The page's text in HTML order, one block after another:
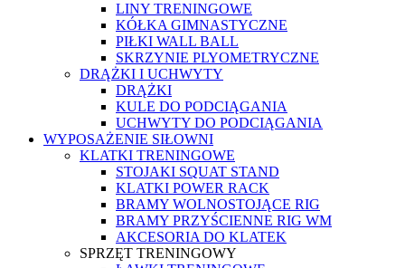
LINY TRENINGOWE
KÓŁKA GIMNASTYCZNE
PIŁKI WALL BALL
SKRZYNIE PLYOMETRYCZNE
DRĄŻKI I UCHWYTY
DRĄŻKI
KULE DO PODCIĄGANIA
UCHWYTY DO PODCIĄGANIA
WYPOSAŻENIE SIŁOWNI
KLATKI TRENINGOWE
STOJAKI SQUAT STAND
KLATKI POWER RACK
BRAMY WOLNOSTOJĄCE RIG
BRAMY PRZYŚCIENNE RIG WM
AKCESORIA DO KLATEK
SPRZĘT TRENINGOWY